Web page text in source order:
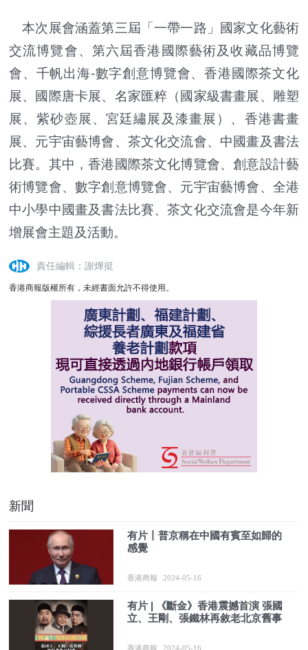
本次展會涵蓋第三屆「一帶一路」國家文化藝術
交流博覽會、第六屆香港國際藝術及收藏品博覽
會、千帆出海-數字創意博覽會、香港國際茶文化
展、國際唐卡展、名家匯粹（國家級書畫展、雕塑
展、紫砂壺展、宮廷繡展及漆畫展）、香港書畫
展、元宇宙藝博會、茶文化交流會、中國畫及書法
比賽。其中，香港國際茶文化博覽會、創意設計藝
術博覽會、數字創意博覽會、元宇宙藝博會、全港
中小學中國畫及書法比賽、茶文化交流會是今年新
增展會主題及活動。
責任編輯：謝燁挺
香港商報版權所有，未經書面允許不得使用。
新聞
有片丨普京稱在中國有賓至如歸的
感覺
香港商報 2024-05-16
有片 | 《斷金》香港震撼首演 張國
立、王剛、張鐵林再敘老北京舊事
香港商報 2024-05-16